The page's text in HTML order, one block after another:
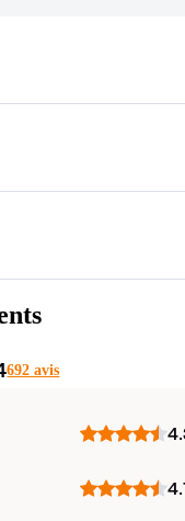
692 avis